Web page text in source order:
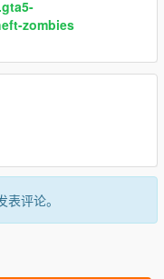
zombies
评论。